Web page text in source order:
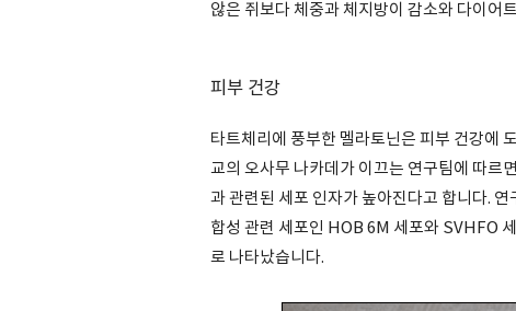
않은 쥐보다 체중과 체지방이 감소와 다이어
피부 건강
타트체리에 풍부한 멜라토닌은 피부 건강에
교의 오사무 나카데가 이끄는 연구팀에 따르
과 관련된 세포 인자가 높아진다고 합니다.
합성 관련 세포인 HOB 6M 세포와 SVHFO
로 나타났습니다.